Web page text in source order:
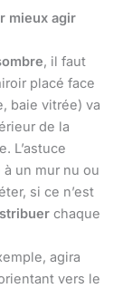
mieux agir
, il faut
placé face
baie vitrée) va
de la
L’astuce
un mur nu ou
si ce n’est
chaque
agira
vers le